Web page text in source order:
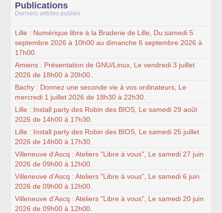
Publications
Derniers articles publiés
Lille : Numérique libre à la Braderie de Lille, Du samedi 5
septembre 2026 à 10h00 au dimanche 6 septembre 2026 à
17h00.
Amiens : Présentation de GNU/Linux, Le vendredi 3 juillet
2026 de 18h00 à 20h00.
Bachy : Donnez une seconde vie à vos ordinateurs, Le
mercredi 1 juillet 2026 de 18h30 à 22h30.
Lille : Install party des Robin des BIOS, Le samedi 29 août
2026 de 14h00 à 17h30.
Lille : Install party des Robin des BIOS, Le samedi 25 juillet
2026 de 14h00 à 17h30.
Villeneuve d’Ascq : Ateliers "Libre à vous", Le samedi 27 juin
2026 de 09h00 à 12h00.
Villeneuve d’Ascq : Ateliers "Libre à vous", Le samedi 6 juin
2026 de 09h00 à 12h00.
Villeneuve d’Ascq : Ateliers "Libre à vous", Le samedi 20 juin
2026 de 09h00 à 12h00.